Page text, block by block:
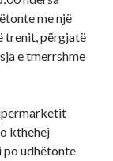
me një
trenit, përgjatë
e tmerrshme
kthehej
po udhëtonte